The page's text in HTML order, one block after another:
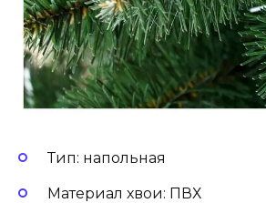
Тип: напольная
Материал хвои: ПВХ